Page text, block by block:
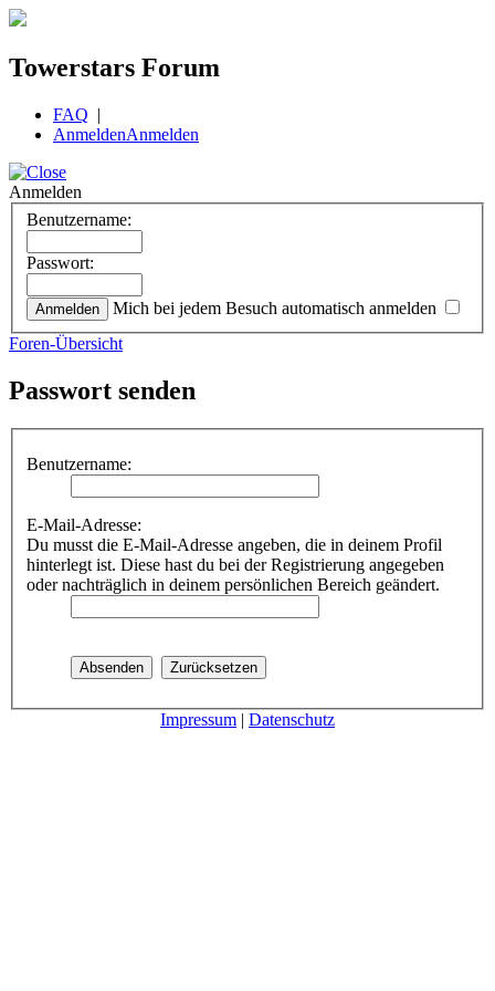
Towerstars Forum
FAQ |
AnmeldenAnmelden
Anmelden
Benutzername:
Passwort:
Mich bei jedem Besuch automatisch anmelden
Foren-Übersicht
Passwort senden
Benutzername:
E-Mail-Adresse:
Du musst die E-Mail-Adresse angeben, die in deinem Profil
hinterlegt ist. Diese hast du bei der Registrierung angegeben
oder nachträglich in deinem persönlichen Bereich geändert.
Impressum | Datenschutz